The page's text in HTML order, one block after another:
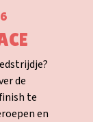
de
te
en